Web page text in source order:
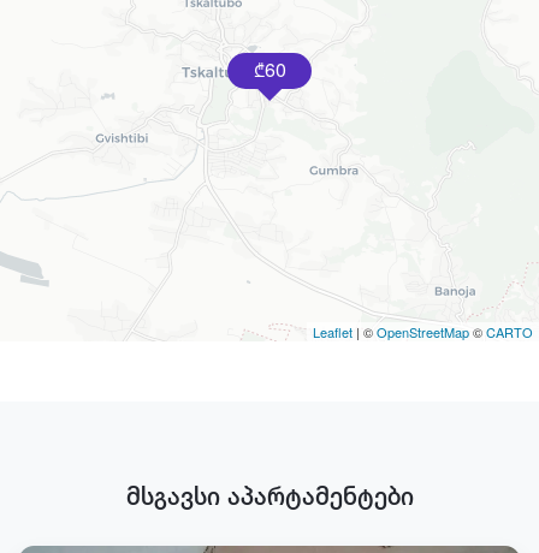
₾60
Leaflet | ©OpenStreetMap©CARTO
მსგავსი აპარტამენტები